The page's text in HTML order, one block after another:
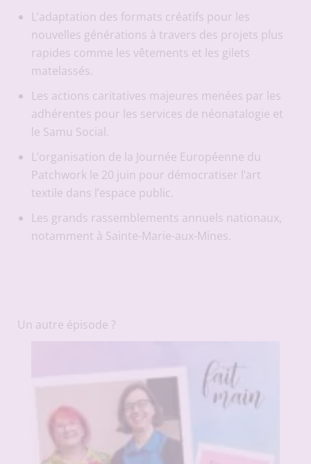
L’adaptation des formats créatifs pour les
nouvelles générations à travers des projets plus
rapides comme les vêtements et les gilets
matelassés.
Les actions caritatives majeures menées par les
adhérentes pour les services de néonatalogie et
le Samu Social.
L’organisation de la Journée Européenne du
Patchwork le 20 juin pour démocratiser l’art
textile dans l’espace public.
Les grands rassemblements annuels nationaux,
notamment à Sainte-Marie-aux-Mines.
Un autre épisode ?